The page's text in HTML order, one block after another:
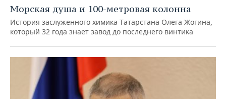
Морская душа и 100-метровая колонна
История заслуженного химика Татарстана Олега Жогина,
который 32 года знает завод до последнего винтика